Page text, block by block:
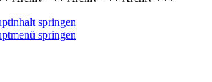
springen
springen